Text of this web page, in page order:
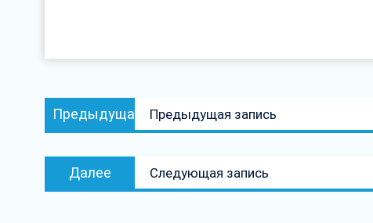
Навигация
по
Предыдущая
запись:
Предыдущая запись
Далее
запись:
Следующая запись